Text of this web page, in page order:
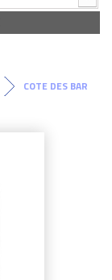
COTE DES BAR